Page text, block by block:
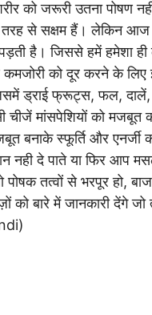
जरूरी उतना पोषण नहीं
तरह से सक्षम हैं। लेकिन आज
है। जिससे हमें हमेशा
को दूर करने के लिए
ड्राई फ्रूट्स, फल, दालें,
चीजें मांसपेशियों को मजबूत
बनाके स्फूर्ति और
दे पाते या फिर आप
पोषक तत्वों से भरपूर हो,
बारे में जानकारी देंगे जो